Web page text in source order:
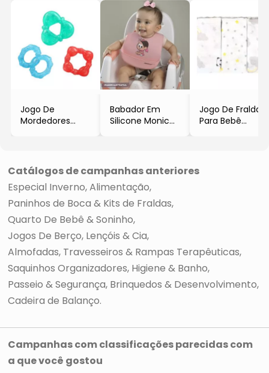
Jogo De
Mordedores
Babador Em
Silicone Monica®
- Incomfral
Jogo De Fraldas
Para Bebê
- Inconfral
Catálogos de campanhas anteriores
Especial Inverno Alimentação
Paninhos de Boca & Kits de Fraldas
Quarto De Bebê & Soninho
Jogos De Berço, Lençóis & Cia
Almofadas, Travesseiros & Rampas Terapêuticas
Saquinhos Organizadores Higiene & Banho
Passeio & Segurança Brinquedos & Desenvolvimento
Cadeira de Balanço
Campanhas com classificações parecidas com
a que você gostou